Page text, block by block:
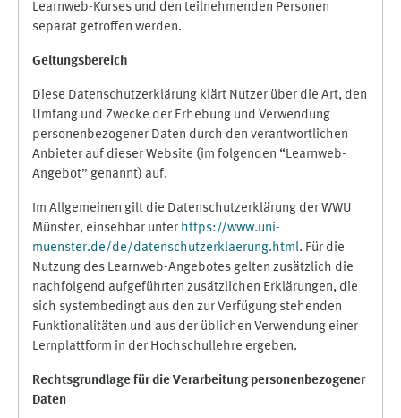
Learnweb-Kurses und den teilnehmenden Personen
separat getroffen werden.
Geltungsbereich
Diese Datenschutzerklärung klärt Nutzer über die Art, den
Umfang und Zwecke der Erhebung und Verwendung
personenbezogener Daten durch den verantwortlichen
Anbieter auf dieser Website (im folgenden “Learnweb-
Angebot” genannt) auf.
Im Allgemeinen gilt die Datenschutzerklärung der WWU
Münster, einsehbar unter https://www.uni-
muenster.de/de/datenschutzerklaerung.html. Für die
Nutzung des Learnweb-Angebotes gelten zusätzlich die
nachfolgend aufgeführten zusätzlichen Erklärungen, die
sich systembedingt aus den zur Verfügung stehenden
Funktionalitäten und aus der üblichen Verwendung einer
Lernplattform in der Hochschullehre ergeben.
Rechtsgrundlage für die Verarbeitung personenbezogener
Daten